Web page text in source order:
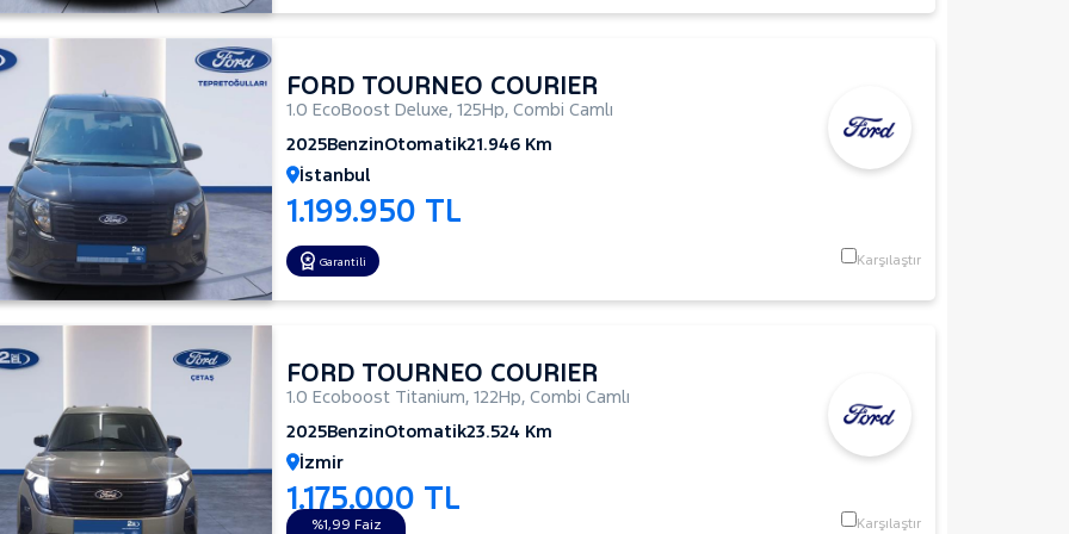
FORD TOURNEO COURIER
1.0 EcoBoost Deluxe, 125Hp, Combi Camlı
2025BenzinOtomatik21.946 Km
İstanbul
1.199.950 TL
Garantili Karşılaştır
FORD TOURNEO COURIER
1.0 Ecoboost Titanium, 122Hp, Combi Camlı
2025BenzinOtomatik23.524 Km
İzmir
1.175.000 TL
%1,99 Faiz Karşılaştır